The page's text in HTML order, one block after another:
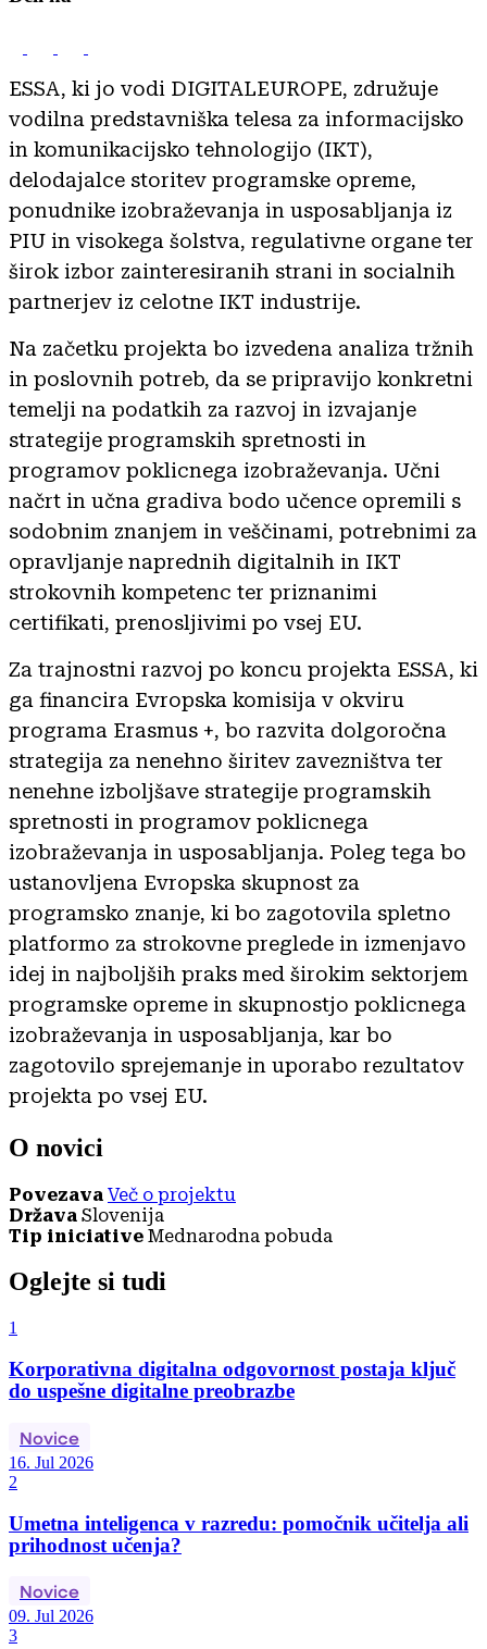
ESSA, ki jo vodi DIGITALEUROPE, združuje
vodilna predstavniška telesa za informacijsko
in komunikacijsko tehnologijo (IKT),
delodajalce storitev programske opreme,
ponudnike izobraževanja in usposabljanja iz
PIU in visokega šolstva, regulativne organe ter
širok izbor zainteresiranih strani in socialnih
partnerjev iz celotne IKT industrije.
Na začetku projekta bo izvedena analiza tržnih
in poslovnih potreb, da se pripravijo konkretni
temelji na podatkih za razvoj in izvajanje
strategije programskih spretnosti in
programov poklicnega izobraževanja. Učni
načrt in učna gradiva bodo učence opremili s
sodobnim znanjem in veščinami, potrebnimi za
opravljanje naprednih digitalnih in IKT
strokovnih kompetenc ter priznanimi
certifikati, prenosljivimi po vsej EU.
Za trajnostni razvoj po koncu projekta ESSA, ki
ga financira Evropska komisija v okviru
programa Erasmus +, bo razvita dolgoročna
strategija za nenehno širitev zavezništva ter
nenehne izboljšave strategije programskih
spretnosti in programov poklicnega
izobraževanja in usposabljanja. Poleg tega bo
ustanovljena Evropska skupnost za
programsko znanje, ki bo zagotovila spletno
platformo za strokovne preglede in izmenjavo
idej in najboljših praks med širokim sektorjem
programske opreme in skupnostjo poklicnega
izobraževanja in usposabljanja, kar bo
zagotovilo sprejemanje in uporabo rezultatov
projekta po vsej EU.
O novici
Povezava Več o projektu
Država Slovenija
Tip iniciative Mednarodna pobuda
Oglejte si tudi
1
Korporativna digitalna odgovornost postaja ključ
do uspešne digitalne preobrazbe
Novice
16. Jul 2026
2
Umetna inteligenca v razredu: pomočnik učitelja ali
prihodnost učenja?
Novice
09. Jul 2026
3